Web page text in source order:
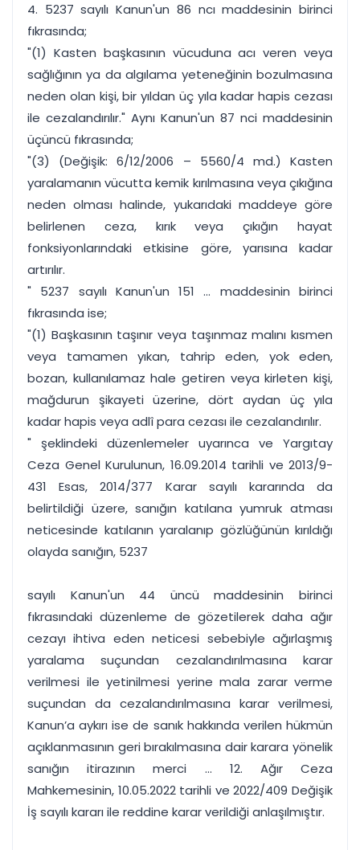
4. 5237 sayılı Kanun'un 86 ncı maddesinin birinci
fıkrasında;
"(1) Kasten başkasının vücuduna acı veren veya
sağlığının ya da algılama yeteneğinin bozulmasına
neden olan kişi, bir yıldan üç yıla kadar hapis cezası
ile cezalandırılır." Aynı Kanun'un 87 nci maddesinin
üçüncü fıkrasında;
"(3) (Değişik: 6/12/2006 – 5560/4 md.) Kasten
yaralamanın vücutta kemik kırılmasına veya çıkığına
neden olması halinde, yukarıdaki maddeye göre
belirlenen ceza, kırık veya çıkığın hayat
fonksiyonlarındaki etkisine göre, yarısına kadar
artırılır.
" 5237 sayılı Kanun'un 151 ... maddesinin birinci
fıkrasında ise;
"(1) Başkasının taşınır veya taşınmaz malını kısmen
veya tamamen yıkan, tahrip eden, yok eden,
bozan, kullanılamaz hale getiren veya kirleten kişi,
mağdurun şikayeti üzerine, dört aydan üç yıla
kadar hapis veya adlî para cezası ile cezalandırılır.
" şeklindeki düzenlemeler uyarınca ve Yargıtay
Ceza Genel Kurulunun, 16.09.2014 tarihli ve 2013/9-
431 Esas, 2014/377 Karar sayılı kararında da
belirtildiği üzere, sanığın katılana yumruk atması
neticesinde katılanın yaralanıp gözlüğünün kırıldığı
olayda sanığın, 5237
sayılı Kanun'un 44 üncü maddesinin birinci
fıkrasındaki düzenleme de gözetilerek daha ağır
cezayı ihtiva eden neticesi sebebiyle ağırlaşmış
yaralama suçundan cezalandırılmasına karar
verilmesi ile yetinilmesi yerine mala zarar verme
suçundan da cezalandırılmasına karar verilmesi,
Kanun’a aykırı ise de sanık hakkında verilen hükmün
açıklanmasının geri bırakılmasına dair karara yönelik
sanığın itirazının merci ... 12. Ağır Ceza
Mahkemesinin, 10.05.2022 tarihli ve 2022/409 Değişik
İş sayılı kararı ile reddine karar verildiği anlaşılmıştır.